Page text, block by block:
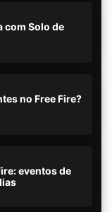
com Solo de
no Free Fire?
eventos de